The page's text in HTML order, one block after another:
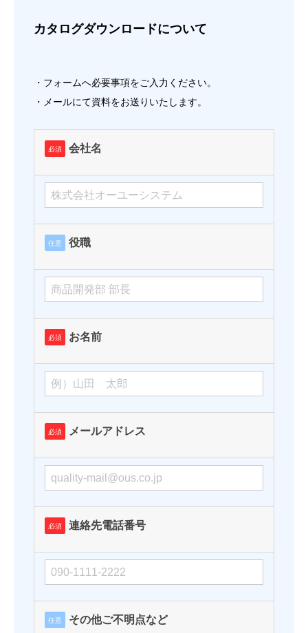
カタログダウンロードについて
・フォームへ必要事項をご入力ください。
・メールにて資料をお送りいたします。
必須 会社名
任意 役職
必須 お名前
必須 メールアドレス
必須 連絡先電話番号
任意 その他ご不明点など